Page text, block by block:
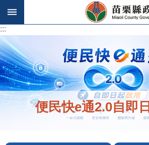
跳到主要內容區塊
:::
:::
便民快e通2.0自即